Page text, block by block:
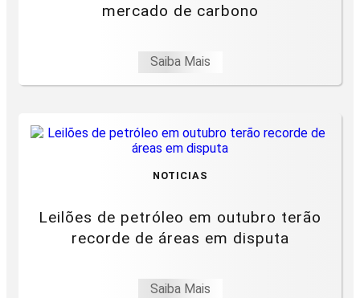
mercado de carbono
Saiba Mais
NOTICIAS
Leilões de petróleo em outubro terão
recorde de áreas em disputa
Saiba Mais